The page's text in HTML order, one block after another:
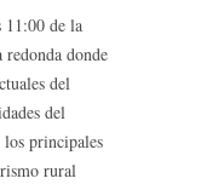
11:00 de la
redonda donde
del
del
los principales
rural